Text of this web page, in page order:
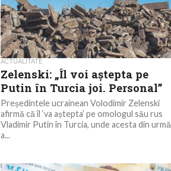
ACTUALITATE
Zelenski: „Îl voi aștepta pe
Putin în Turcia joi. Personal”
Președintele ucrainean Volodimir Zelenski
afirmă că îl ‘va aștepta’ pe omologul său rus
Vladimir Putin în Turcia, unde acesta din urmă
a...